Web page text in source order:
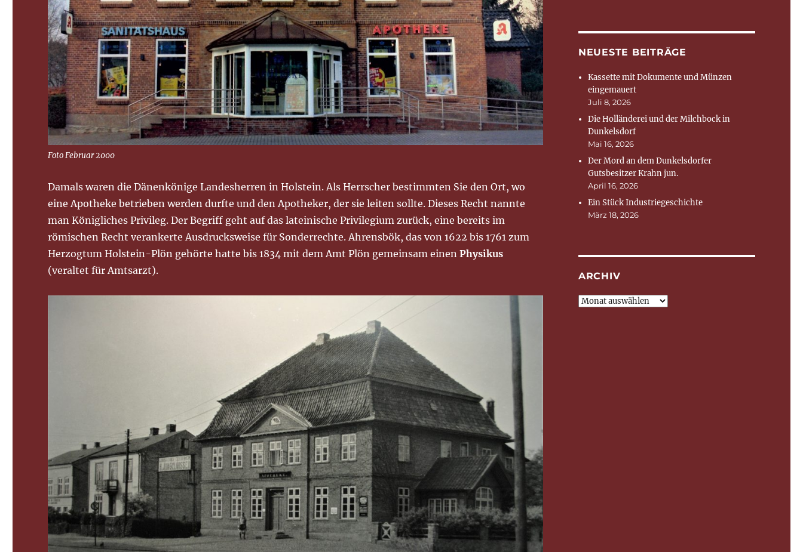
Foto Februar 2000
Damals waren die Dänenkönige Landesherren in Holstein. Als Herrscher bestimmten Sie den Ort, wo
eine Apotheke betrieben werden durfte und den Apotheker, der sie leiten sollte. Dieses Recht nannte
man Königliches Privileg. Der Begriff geht auf das lateinische Privilegium zurück, eine bereits im
römischen Recht verankerte Ausdrucksweise für Sonderrechte. Ahrensbök, das von 1622 bis 1761 zum
Herzogtum Holstein-Plön gehörte hatte bis 1834 mit dem Amt Plön gemeinsam einenPhysikus
(veraltet für Amtsarzt).
NEUESTE BEITRÄGE
Kassette mit Dokumente und Münzen
eingemauert
Juli 8, 2026
Die Holländerei und der Milchbock in
Dunkelsdorf
Mai 16, 2026
Der Mord an dem Dunkelsdorfer
Gutsbesitzer Krahn jun.
April 16, 2026
Ein Stück Industriegeschichte
März 18, 2026
ARCHIV
Archiv